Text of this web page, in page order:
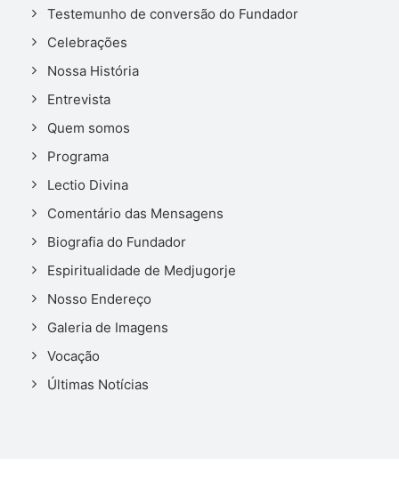
Testemunho de conversão do Fundador
Celebrações
Nossa História
Entrevista
Quem somos
Programa
Lectio Divina
Comentário das Mensagens
Biografia do Fundador
Espiritualidade de Medjugorje
Nosso Endereço
Galeria de Imagens
Vocação
Últimas Notícias